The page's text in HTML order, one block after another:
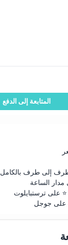
المتابعة إلى الدفع
إلى طرف بالكامل
مدار الساعة